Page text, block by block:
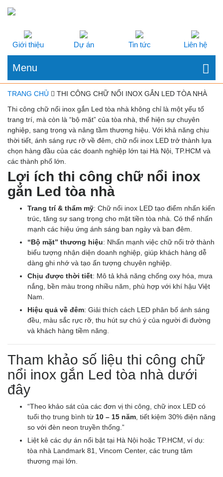
Giới thiệu Dự án Tin tức Liên hệ
Menu
TRANG CHỦ
THI CÔNG CHỮ NỔI INOX GẮN LED TÒA NHÀ
Thi công chữ nổi inox gắn Led tòa nhà không chỉ là một yếu tố
trang trí, mà còn là “bộ mặt” của tòa nhà, thể hiện sự chuyên
nghiệp, sang trọng và nâng tầm thương hiệu. Với khả năng chịu
thời tiết, ánh sáng rực rỡ về đêm, chữ nổi inox LED trở thành lựa
chọn hàng đầu của các doanh nghiệp lớn tại Hà Nội, TP.HCM và
các thành phố lớn.
Lợi ích thi công chữ nổi inox
gắn Led tòa nhà
Trang trí & thẩm mỹ: Chữ nổi inox LED tạo điểm nhấn kiến
trúc, tăng sự sang trọng cho mặt tiền tòa nhà. Có thể nhấn
mạnh các hiệu ứng ánh sáng ban ngày và ban đêm.
“Bộ mặt” thương hiệu: Nhấn mạnh việc chữ nổi trở thành
biểu tượng nhận diện doanh nghiệp, giúp khách hàng dễ
dàng ghi nhớ và tạo ấn tượng chuyên nghiệp.
Chịu được thời tiết: Mô tả khả năng chống oxy hóa, mưa
nắng, bền màu trong nhiều năm, phù hợp với khí hậu Việt
Nam.
Hiệu quả về đêm: Giải thích cách LED phân bố ánh sáng
đều, màu sắc rực rỡ, thu hút sự chú ý của người đi đường
và khách hàng tiềm năng.
Tham khảo số liệu thi công chữ
nổi inox gắn Led tòa nhà dưới
đây
“Theo khảo sát của các đơn vị thi công, chữ inox LED có
tuổi thọ trung bình từ 10 – 15 năm , tiết kiệm 30% điện năng
so với đèn neon truyền thống.”
Liệt kê các dự án nổi bật tại Hà Nội hoặc TP.HCM, ví dụ:
tòa nhà Landmark 81, Vincom Center, các trung tâm
thương mại lớn.